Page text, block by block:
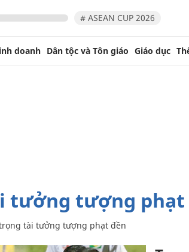
# ASEAN CUP 2026
doanh Dân tộc và Tôn giáo Giáo dục
tưởng tượng phạt
tài tưởng tượng phạt đền